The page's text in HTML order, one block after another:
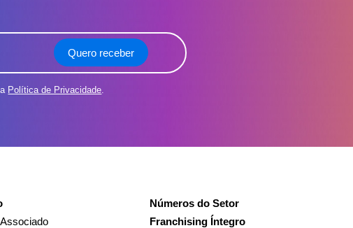
Política de Privacidade.
Quero receber
Números do Setor
Franchising Íntegro